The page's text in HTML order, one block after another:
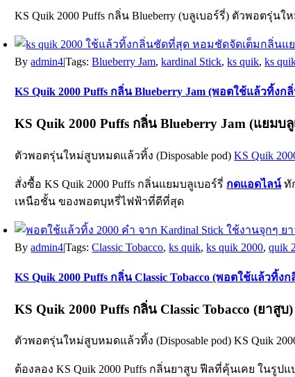
KS Quik 2000 Puffs กลิ่น Blueberry (บลูเบอร์รี่) ตัวพอตรุ่น
Byadmin4|Tags:Blueberry Jam,kardinal Stick,ks quik,ks
KS Quik 2000 Puffs กลิ่น Blueberry Jam (พอตใช้แล้วทิ้งก
KS Quik 2000 Puffs กลิ่น Blueberry Jam (แยมบลู
ตัวพอตรุ่นใหม่สูบหมดแล้วทิ้ง (Disposable pod) KS Quik
สั่งซื้อ KS Quik 2000 Puffs กลิ่นแยมบลูเบอร์รี่ กดแอดไลน์ ทั
เหนือชั้น ของพอตบุหรี่ไฟฟ้าที่ดีที่สุด
Byadmin4|Tags:Classic Tobacco,ks quik,ks quik 2000,quik
KS Quik 2000 Puffs กลิ่น Classic Tobacco (พอตใช้แล้วทิ้ง
KS Quik 2000 Puffs กลิ่น Classic Tobacco (ยาสูบ)
ตัวพอตรุ่นใหม่สูบหมดแล้วทิ้ง (Disposable pod) KS Quik
ต้องลอง KS Quik 2000 Puffs กลิ่นยาสูบ ฟีลที่คุ้นเคย ใน